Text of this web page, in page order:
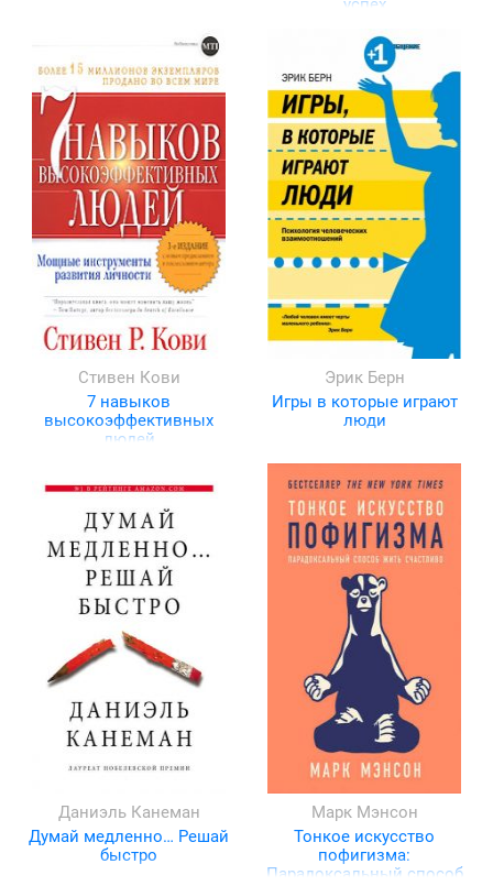
успех
Стивен Кови
7 навыков
высокоэффективных
людей
Эрик Берн
Игры в которые играют
люди
Даниэль Канеман
Думай медленно… Решай
быстро
Марк Мэнсон
Тонкое искусство
пофигизма:
Парадоксальный способ